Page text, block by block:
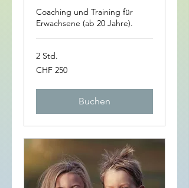
Coaching und Training für
Erwachsene (ab 20 Jahre).
2 Std.
250
Schweizer
CHF 250
Buchen